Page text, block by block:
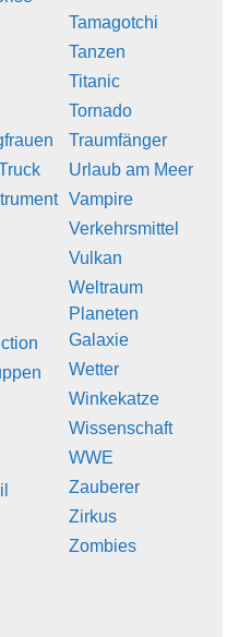
Tamagotchi
Tanzen
Titanic
Tornado
Traumfänger
Urlaub am Meer
Vampire
Verkehrsmittel
Vulkan
Weltraum
Planeten
Galaxie
Wetter
Winkekatze
Wissenschaft
WWE
Zauberer
Zirkus
Zombies